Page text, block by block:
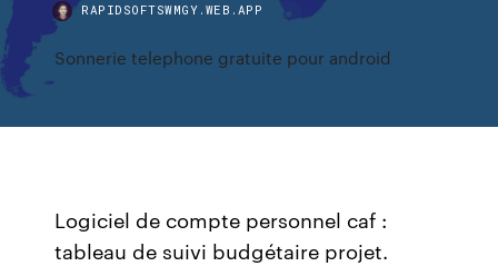
RAPIDSOFTSWMGY.WEB.APP
Sonnerie telephone gratuite pour android
Logiciel de compte personnel caf :
tableau de suivi budgétaire projet.